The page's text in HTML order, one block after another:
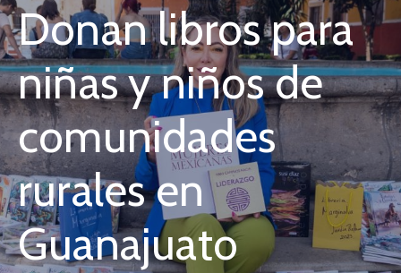
Pública
Biblioteca
Donan libros para
niñas y niños de
comunidades
rurales en
Guanajuato